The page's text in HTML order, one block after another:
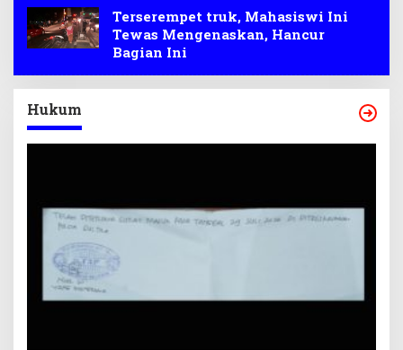
Terserempet truk, Mahasiswi Ini
Tewas Mengenaskan, Hancur
Bagian Ini
Hukum